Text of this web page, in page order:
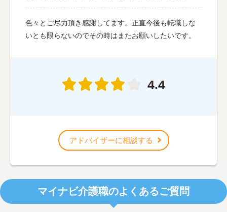
色々とご尽力頂き感謝してます。正直今後も転職しな
いとも限らないのでその時はまたお願いしたいです。
4.4
アドバイザーに相談する
マイナビ介護職のよくあるご質問